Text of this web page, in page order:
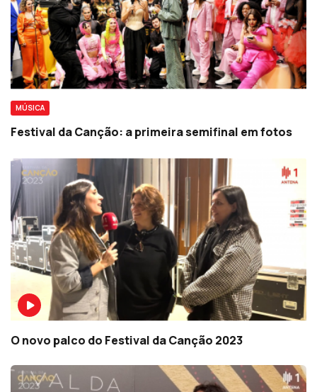
MÚSICA
Festival da Canção: a primeira semifinal em fotos
O novo palco do Festival da Canção 2023